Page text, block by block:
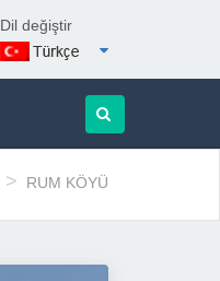
Dil değiştir
> RUM KÖYÜ